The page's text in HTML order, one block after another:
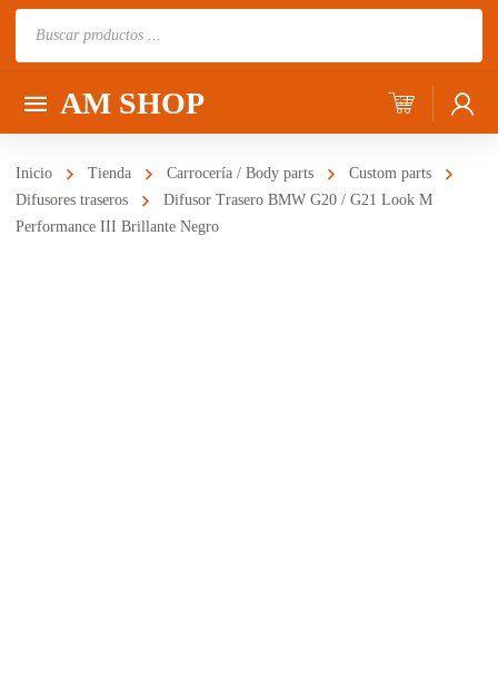
AM SHOP
Inicio Tienda Carrocería / Body parts
Custom parts
Difusores traseros
Difusor Trasero BMW G20 / G21 Look M
Performance III Brillante Negro